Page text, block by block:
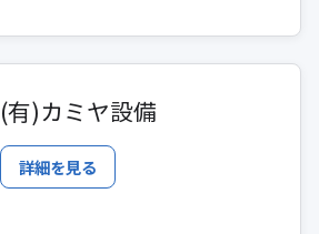
(有)カミヤ設備
詳細を見る